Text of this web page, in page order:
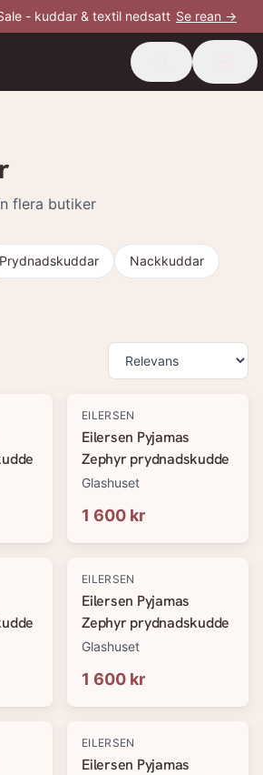
- kuddar & textil nedsatt Se rean →
flera butiker
Prydnadskuddar Nackkuddar
EILERSEN
Eilersen Pyjamas
Zephyr prydnadskudde
Glashuset
1 600 kr
EILERSEN
Eilersen Pyjamas
Zephyr prydnadskudde
Glashuset
1 600 kr
EILERSEN
Eilersen Pyjamas